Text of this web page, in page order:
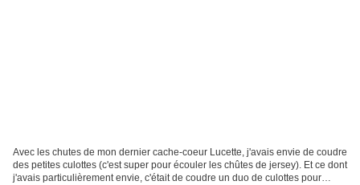
Avec les chutes de mon dernier cache-coeur Lucette, j'avais envie de coudre
des petites culottes (c'est super pour écouler les chûtes de jersey). Et ce dont
j'avais particulièrement envie, c'était de coudre un duo de culottes pour